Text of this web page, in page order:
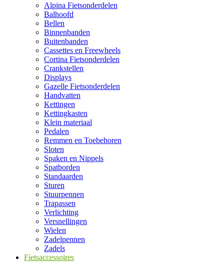
Alpina Fietsonderdelen
Balhoofd
Bellen
Binnenbanden
Buitenbanden
Cassettes en Freewheels
Cortina Fietsonderdelen
Crankstellen
Displays
Gazelle Fietsonderdelen
Handvatten
Kettingen
Kettingkasten
Klein materiaal
Pedalen
Remmen en Toebehoren
Sloten
Spaken en Nippels
Spatborden
Standaarden
Sturen
Stuurpennen
Trapassen
Verlichting
Versnellingen
Wielen
Zadelpennen
Zadels
Fietsaccessoires